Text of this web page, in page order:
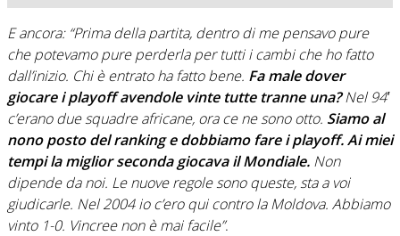
E ancora: “Prima della partita, dentro di me pensavo pure
che potevamo pure perderla per tutti i cambi che ho fatto
dall’inizio. Chi è entrato ha fatto bene. Fa male dover
giocare i playoff avendole vinte tutte tranne una?Nel 94′
c’erano due squadre africane, ora ce ne sono otto. Siamo al
nono posto del ranking e dobbiamo fare i playoff. Ai miei
tempi la miglior seconda giocava il Mondiale. Non
dipende da noi. Le nuove regole sono queste, sta a voi
giudicarle. Nel 2004 io c’ero qui contro la Moldova. Abbiamo
vinto 1-0. Vincree non è mai facile”.